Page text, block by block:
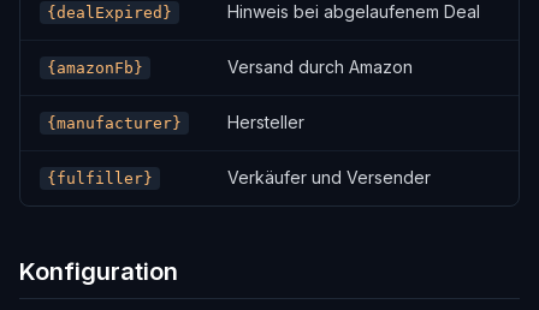
{dealExpired} Hinweis bei abgelaufenem Deal
{amazonFb} Versand durch Amazon
{manufacturer} Hersteller
{fulfiller} Verkäufer und Versender
Konfiguration